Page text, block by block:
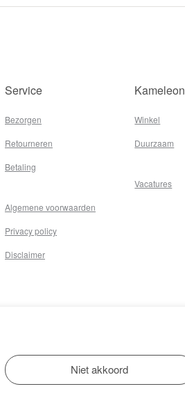
Service
Bezorgen
Retourneren
Betaling
Algemene voorwaarden
Privacy policy
Disclaimer
Kameleon
Winkel
Duurzaam
Vacatures